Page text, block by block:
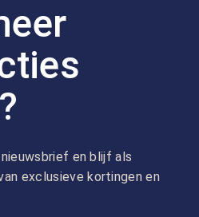
en blijf als
exclusieve kortingen en